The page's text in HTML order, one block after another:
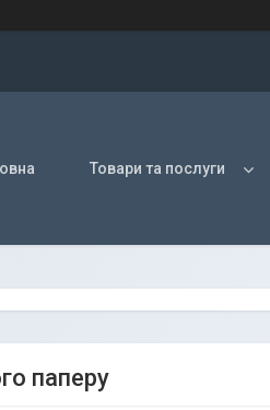
Товари та послуги
паперу